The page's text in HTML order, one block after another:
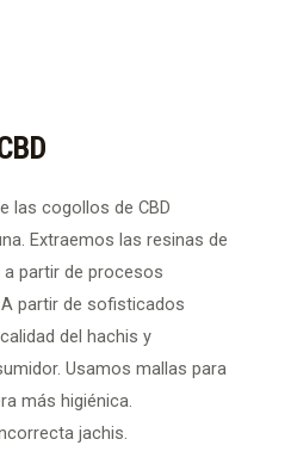
las cogollos de CBD
Extraemos las resinas de
partir de procesos
partir de sofisticados
del hachis y
Usamos mallas para
más higiénica.
jachis.